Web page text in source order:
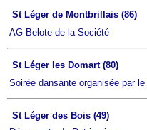
St Léger de Montbrillais (86)
AG Belote de la Société
St Léger les Domart (80)
Soirée dansante organisée par
St Léger des Bois (49)